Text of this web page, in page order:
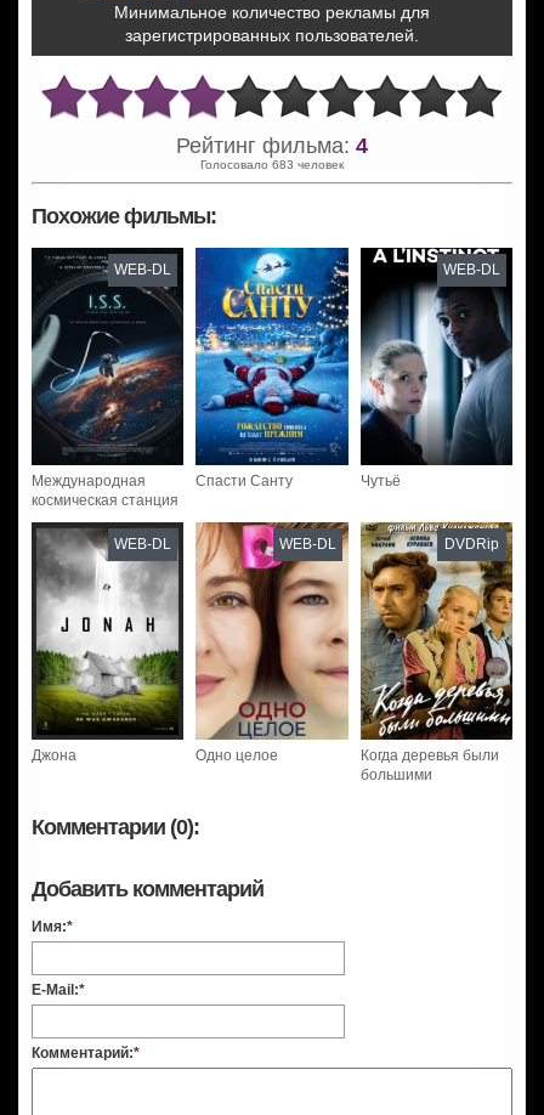
Минимальное количество рекламы для
зарегистрированных пользователей.
Рейтинг фильма: 4
Голосовало 683 человек
Похожие фильмы:
Международная
космическая станция
WEB-DL
Спасти Санту Чутьё
WEB-DL
Джона
WEB-DL
Одно целое
WEB-DL
Когда деревья были
большими
DVDRip
Комментарии (0):
Добавить комментарий
Имя:*
E-Mail:*
Комментарий:*